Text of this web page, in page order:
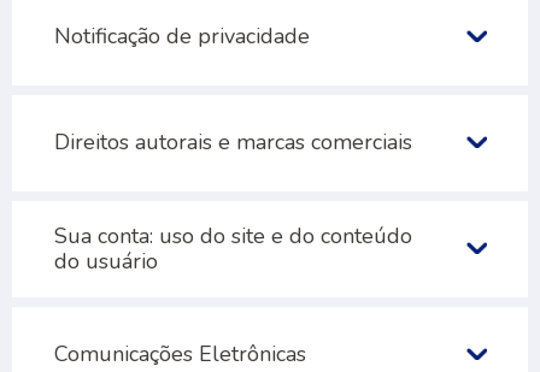
Notificação de privacidade
Direitos autorais e marcas comerciais
Sua conta: uso do site e do conteúdo
do usuário
Comunicações Eletrônicas